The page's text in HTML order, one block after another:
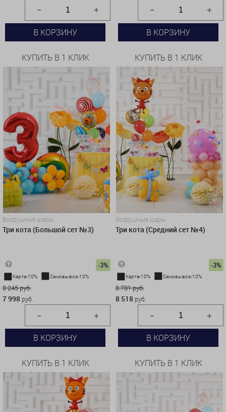
В КОРЗИНУ
КУПИТЬ В 1 КЛИК
В КОРЗИНУ
КУПИТЬ В 1 КЛИК
Воздушные шары
Три кота (Большой сет №3)
-3%
Карта-10% Самовывоз-10%
8 245 руб.
7 998 руб.
В КОРЗИНУ
КУПИТЬ В 1 КЛИК
Воздушные шары
Три кота (Средний сет №4)
-3%
Карта-10% Самовывоз-10%
8 781 руб.
8 518 руб.
В КОРЗИНУ
КУПИТЬ В 1 КЛИК